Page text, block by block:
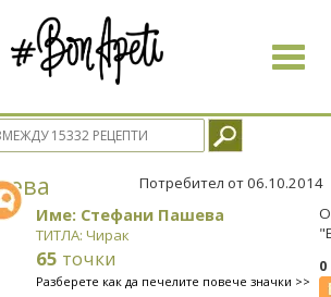
Toggle
Потребител от 06.10.2014
Име: Стефани Пашева
ТИТЛА: Чирак
65 точки
Разберете как да печелите повече значки >>